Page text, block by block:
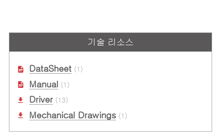
Mobile PCI Express Module with
NVIDIA® Quadro® Embedded
Mobile PCI Express Module with
NVIDIA® Quadro® Embedded
기술 리소스
DataSheet(1)
Manual (1)
Driver(13)
Mechanical Drawings(1)